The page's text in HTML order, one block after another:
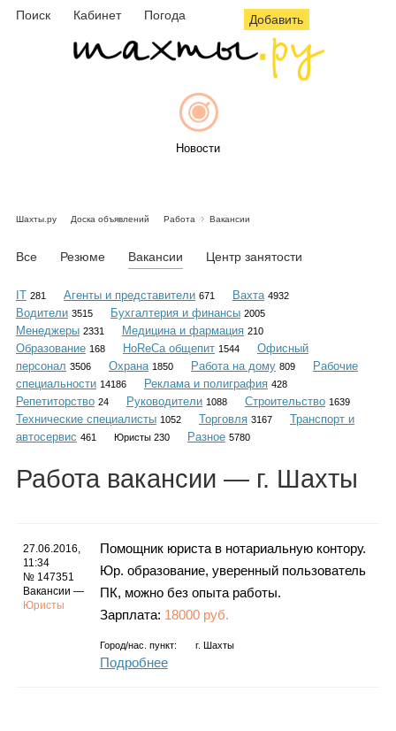
Поиск Кабинет Погода Добавить
Новости
Объявления
Каталог
Инфо
Гороскоп
Шахты.ру Доска объявлений Работа Вакансии
Все Резюме Вакансии Центр занятости
IT 281 Агенты и представители 671 Вахта 4932
Водители 3515 Бухгалтерия и финансы 2005
Менеджеры 2331 Медицина и фармация 210
Образование 168 HoReCa общепит 1544
Офисный
персонал 3506 Охрана 1850 Работа на дому 809
Рабочие
специальности 14186 Реклама и полиграфия 428
Репетиторство 24 Руководители 1088 Строительство 1639
Технические специалисты 1052 Торговля 3167
Транспорт и
автосервис 461 Юристы 230 Разное 5780
Работа вакансии — г. Шахты
27.06.2016,
11:34
№ 147351
Вакансии —
Юристы
Помощник юриста в нотариальную контору.
Юр. образование, уверенный пользователь
ПК, можно без опыта работы.
Зарплата: 18000 руб.
Город/нас. пункт: г. Шахты
Подробнее